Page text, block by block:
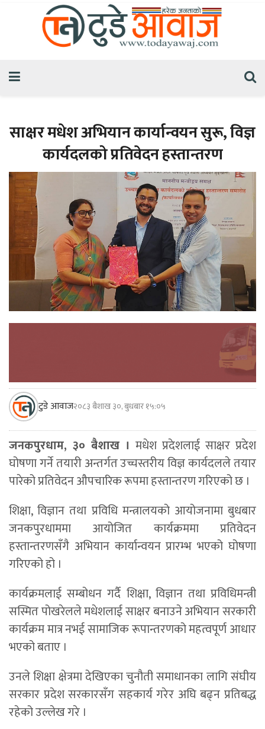
साक्षर मधेश अभियान कार्यान्वयन सुरू, विज्ञ
कार्यदलको प्रतिवेदन हस्तान्तरण
टुडे आवाज२०८३ बैशाख ३०, बुधबार १५:०५
जनकपुरधाम, ३० बैशाख । मधेश प्रदेशलाई साक्षर प्रदेश
घोषणा गर्ने तयारी अन्तर्गत उच्चस्तरीय विज्ञ कार्यदलले तयार
पारेको प्रतिवेदन औपचारिक रूपमा हस्तान्तरण गरिएको छ ।
शिक्षा, विज्ञान तथा प्रविधि मन्त्रालयको आयोजनामा बुधबार
जनकपुरधाममा आयोजित कार्यक्रममा प्रतिवेदन
हस्तान्तरणसँगै अभियान कार्यान्वयन प्रारम्भ भएको घोषणा
गरिएको हो ।
कार्यक्रमलाई सम्बोधन गर्दै शिक्षा, विज्ञान तथा प्रविधिमन्त्री
सस्मित पोखरेलले मधेशलाई साक्षर बनाउने अभियान सरकारी
कार्यक्रम मात्र नभई सामाजिक रूपान्तरणको महत्वपूर्ण आधार
भएको बताए ।
उनले शिक्षा क्षेत्रमा देखिएका चुनौती समाधानका लागि संघीय
सरकार प्रदेश सरकारसँग सहकार्य गरेर अघि बढ्न प्रतिबद्ध
रहेको उल्लेख गरे ।